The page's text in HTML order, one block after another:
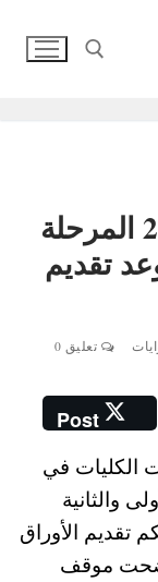
نتيجة تحويلات الكليات 2024 المرحلة
تقديم
تعليق 0
Post
الكليات في
المرحلة الأولى والثانية
موضحة معكم تقديم الأوراق
موقف